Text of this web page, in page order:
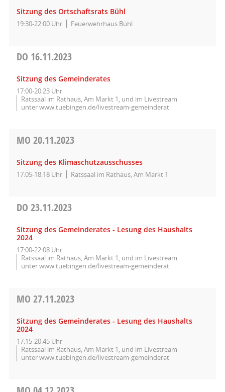
Sitzung des Ortschaftsrats Bühl
19:30-22:00 Uhr Feuerwehrhaus Bühl
DO 16.11.2023
Sitzung des Gemeinderates
17:00-20:23 Uhr
Ratssaal im Rathaus, Am Markt 1, und im Livestream
unter www.tuebingen.de/livestream-gemeinderat
MO 20.11.2023
Sitzung des Klimaschutzausschusses
17:05-18:18 Uhr Ratssaal im Rathaus, Am Markt 1
DO 23.11.2023
Sitzung des Gemeinderates - Lesung des Haushalts
2024
17:00-22:08 Uhr
Ratssaal im Rathaus, Am Markt 1, und im Livestream
unter www.tuebingen.de/livestream-gemeinderat
MO 27.11.2023
Sitzung des Gemeinderates - Lesung des Haushalts
2024
17:15-20:45 Uhr
Ratssaal im Rathaus, Am Markt 1, und im Livestream
unter www.tuebingen.de/livestream-gemeinderat